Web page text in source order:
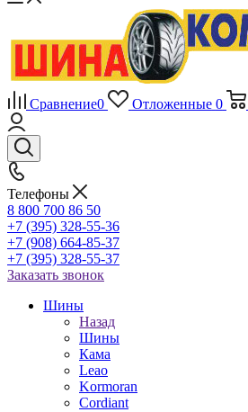
Сравнение0 Отложенные 0
Телефоны
8 800 700 86 50
+7 (395) 328-55-36
+7 (908) 664-85-37
+7 (395) 328-55-37
Заказать звонок
Шины
Назад
Шины
Кама
Leao
Kormoran
Cordiant